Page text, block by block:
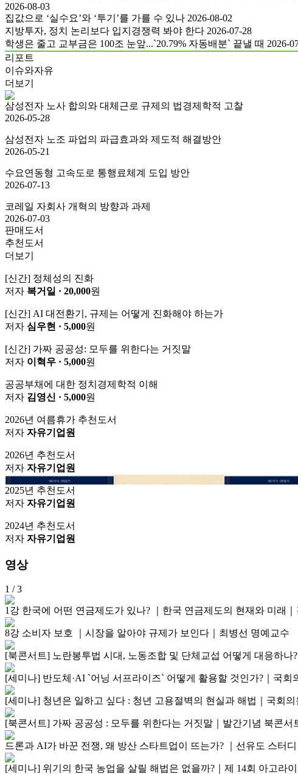
2026-08-03
집값으로 ‘실수요’와 ‘투기’를 가를 수 있나 2026-08-02
지방투자, 정치 논리보다 입지경쟁력 봐야 한다 2026-07-28
학생은 줄고 교부금은 100조 눈앞...`20.79% 자동배분` 끝낼 때 2026-
리포트
이슈와자유
더보기
삼성전자 노사 합의와 대체근로 규제의 법경제학적 고찰
2026-05-28
삼성전자 노조 파업의 파급효과와 제도적 해결방안
2026-05-21
수요연동형 고속도로 통행료체계 도입 방안
2026-07-13
코레일 자회사 개혁의 방향과 과제
2026-07-03
판매도서
추천도서
더보기
[신간] 정체성의 진화
저자 복거일 · 20,000원
[신간] AI 대전환기, 규제는 어떻게 진화해야 하는가
저자 심우현 · 5,000원
[신간] 가짜 공공성: 모두를 위한다는 거짓말
저자 이혁우 · 5,000원
공공부채에 대한 정치경제학적 이해
저자 김영신 · 5,000원
2026년 여름휴가 추천도서
저자 자유기업원
2026년 추천도서
저자 자유기업원
2025년 추천도서
저자 자유기업원
2024년 추천도서
저자 자유기업원
영상
1 / 3
1강 한국에 어떤 연금제도가 있나? ｜한국 연금제도의 현재와
8강 소비자 보호 ｜시장을 알아야 규제가 보인다｜최병선 명예교수
[북콘서트] 노란봉투법 시대, 노동조합 및 단체교섭 어떻게 대응하나
[세미나] 반도체·AI `어닝 서프라이즈` 어떻게 활용할 것인가?｜국
[세미나] 청년은 일하고 싶다 : 청년 고용절벽의 현실과 해법｜국회
[북콘서트] 가짜 공공성 : 모두를 위한다는 거짓말｜발간기념 북콘서
드론과 AI가 바꾼 전쟁, 왜 방산 스타트업이 뜨는가? ｜선유도 스터
[세미나] 위기의 한국 농업을 살릴 해법은 없을까?｜제 14회 아고라